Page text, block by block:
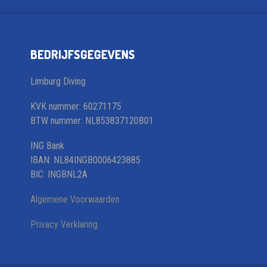
BEDRIJFSGEGEVENS
Limburg Diving
KVK nummer: 60271175
BTW nummer: NL853837120B01
ING Bank
IBAN: NL84INGB0006423885
BIC: INGBNL2A
Algemene Voorwaarden
Privacy Verklaring